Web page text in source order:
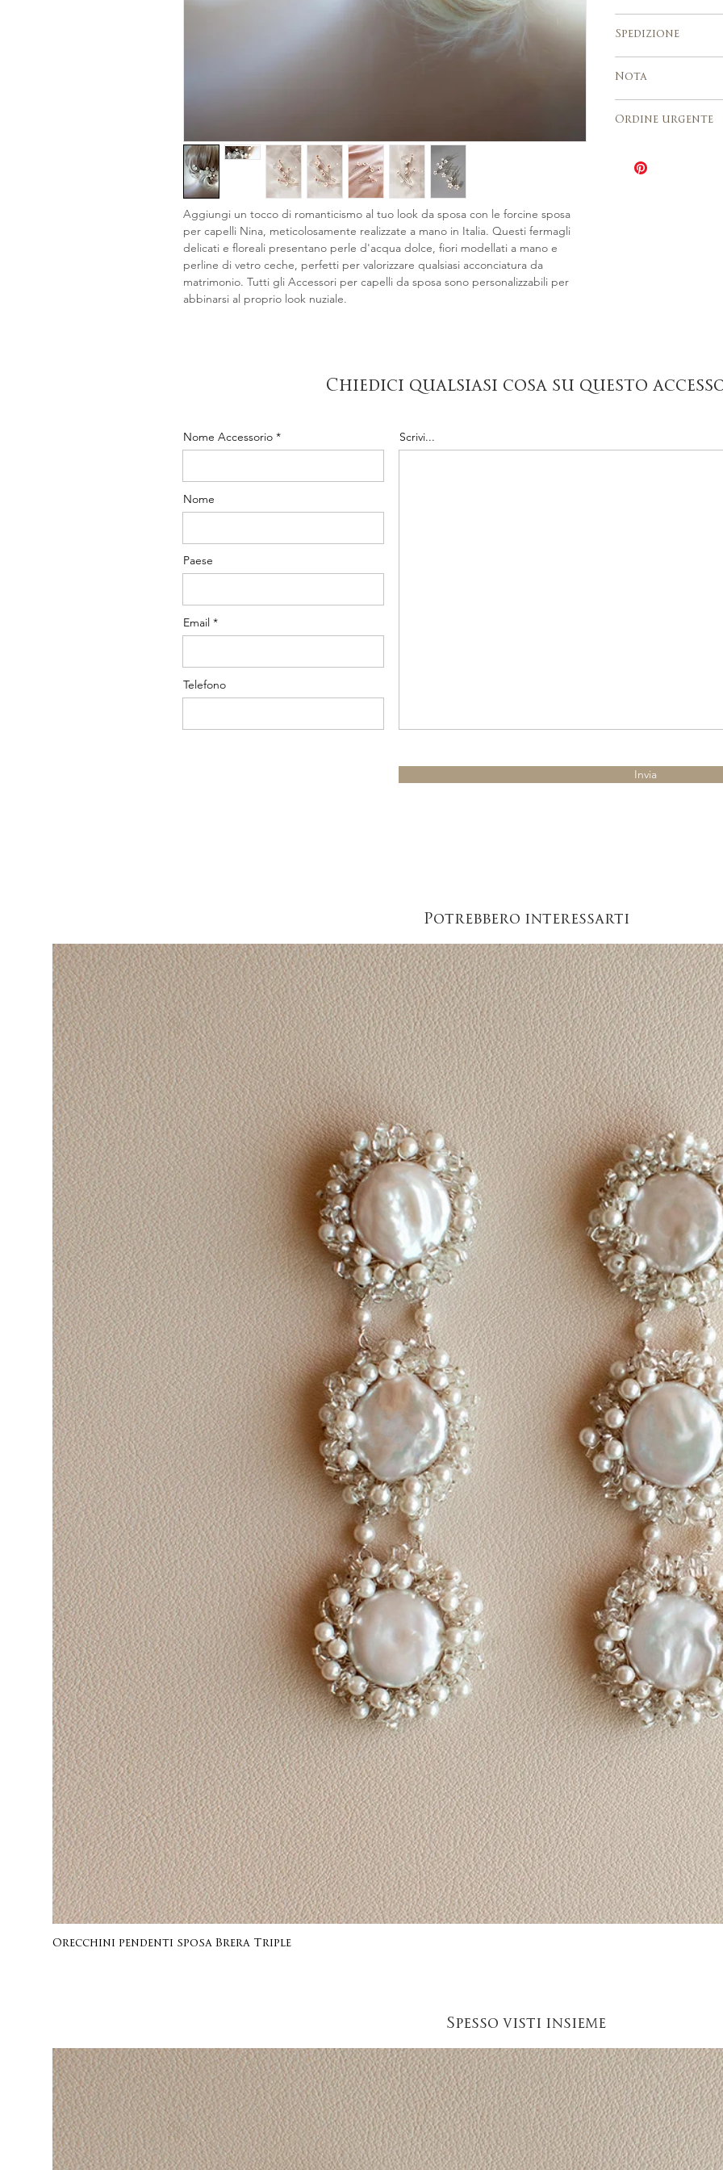
Aggiungi un tocco di romanticismo al tuo look da sposa con le forcine sposa
per capelli Nina, meticolosamente realizzate a mano in Italia. Questi fermagli
delicati e floreali presentano perle d'acqua dolce, fiori modellati a mano e
perline di vetro ceche, perfetti per valorizzare qualsiasi acconciatura da
matrimonio. Tutti gli Accessori per capelli da sposa sono personalizzabili per
abbinarsi al proprio look nuziale.
Realizzato a
tradizionali di
per la
Gli ordini
accettati.
Spedizione
tracciamento
Europa, Stati
lavorativi
Nota
le vendite su
leggermente
figura. Se hai
Ordine urgente
tempi di
Chiedici qualsiasi cosa su questo
Nome Accessorio
Nome
Paese
Email
Telefono
Scrivi...
Invia
Potrebbero interessarti
Orecchini pendenti sposa Brera Triple
Spesso visti insieme